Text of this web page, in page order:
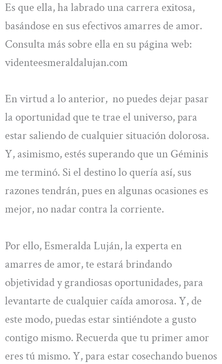
Es que ella, ha labrado una carrera exitosa,
basándose en sus efectivos amarres de amor.
Consulta más sobre ella en su página web:
videnteesmeraldalujan.com
En virtud a lo anterior, no puedes dejar pasar
la oportunidad que te trae el universo, para
estar saliendo de cualquier situación dolorosa.
Y, asimismo, estés superando que un Géminis
me terminó. Si el destino lo quería así, sus
razones tendrán, pues en algunas ocasiones es
mejor, no nadar contra la corriente.
Por ello, Esmeralda Luján, la experta en
amarres de amor, te estará brindando
objetividad y grandiosas oportunidades, para
levantarte de cualquier caída amorosa. Y, de
este modo, puedas estar sintiéndote a gusto
contigo mismo. Recuerda que tu primer amor
eres tú mismo. Y, para estar cosechando buenos